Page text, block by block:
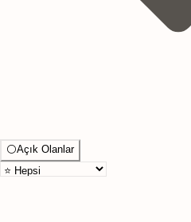
⚪Açık Olanlar